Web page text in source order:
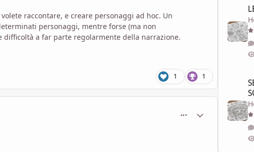
raccontare, e creare personaggi ad hoc. Un
personaggi, mentre forse (ma non
difficoltà a far parte regolarmente della narrazione.
1 1
comment_1796512
Statistiche Autore